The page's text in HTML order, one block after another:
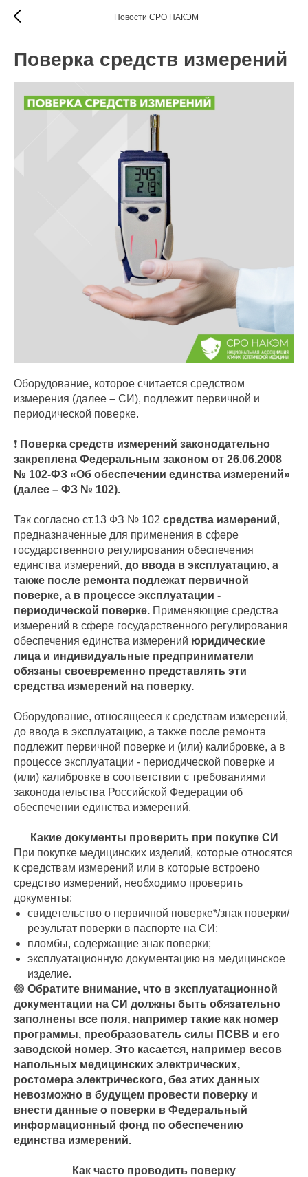
Новости СРО НАКЭМ
Поверка средств измерений
Оборудование, которое считается средством
измерения (далее – СИ), подлежит первичной и
периодической поверке.
❗ Поверка средств измерений законодательно
закреплена Федеральным законом от 26.06.2008
№ 102-ФЗ «Об обеспечении единства измерений»
(далее – ФЗ № 102).
Так согласно ст.13 ФЗ № 102 средства измерений,
предназначенные для применения в сфере
государственного регулирования обеспечения
единства измерений, до ввода в эксплуатацию, а
также после ремонта подлежат первичной
поверке, а в процессе эксплуатации -
периодической поверке. Применяющие средства
измерений в сфере государственного регулирования
обеспечения единства измерений юридические
лица и индивидуальные предприниматели
обязаны своевременно представлять эти
средства измерений на поверку.
Оборудование, относящееся к средствам измерений,
до ввода в эксплуатацию, а также после ремонта
подлежит первичной поверке и (или) калибровке, а в
процессе эксплуатации - периодической поверке и
(или) калибровке в соответствии с требованиями
законодательства Российской Федерации об
обеспечении единства измерений.
Какие документы проверить при покупке СИ
При покупке медицинских изделий, которые относятся
к средствам измерений или в которые встроено
средство измерений, необходимо проверить
документы:
свидетельство о первичной поверке*/знак поверки/
результат поверки в паспорте на СИ;
пломбы, содержащие знак поверки;
эксплуатационную документацию на медицинское
изделие.
🟢 Обратите внимание, что в эксплуатационной
документации на СИ должны быть обязательно
заполнены все поля, например такие как номер
программы, преобразователь силы ПСВВ и его
заводской номер. Это касается, например весов
напольных медицинских электрических,
ростомера электрического, без этих данных
невозможно в будущем провести поверку и
внести данные о поверки в Федеральный
информационный фонд по обеспечению
единства измерений.
Как часто проводить поверку